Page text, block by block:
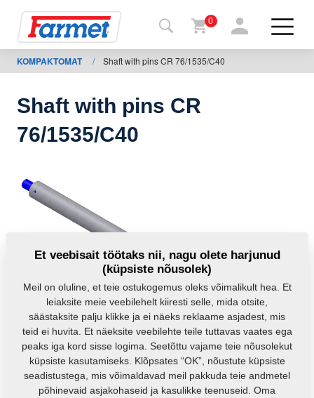
Farmeti
pood
masinad
Allalaadimiseks
0
KOMPAKTOMAT / Shaft with pins CR 76/1535/C40
Shaft with pins CR
76/1535/C40
Et veebisait töötaks nii, nagu olete harjunud
(küpsiste nõusolek)
Meil on oluline, et teie ostukogemus oleks võimalikult hea. Et
leiaksite meie veebilehelt kiiresti selle, mida otsite,
säästaksite palju klikke ja ei näeks reklaame asjadest, mis
teid ei huvita. Et näeksite veebilehte teile tuttavas vaates ega
peaks iga kord sisse logima. Seetõttu vajame teie nõusolekut
küpsiste kasutamiseks. Klõpsates “OK”, nõustute küpsiste
seadistustega, mis võimaldavad meil pakkuda teie andmetel
põhinevaid asjakohaseid ja kasulikke teenuseid. Oma